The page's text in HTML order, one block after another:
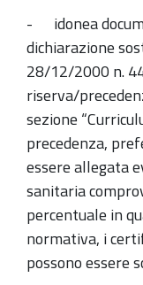
- idonea
dichiarazione
28/12/2000 n.
riserva/
sezione
precedenza,
essere allegata
sanitaria
percentuale in
normativa, i
possono essere